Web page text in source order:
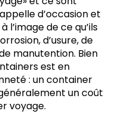
d’occasion et
l’image de ce qu’ils
d’usure, de
manutention. Bien
est en
: un container
un coût
voyage.